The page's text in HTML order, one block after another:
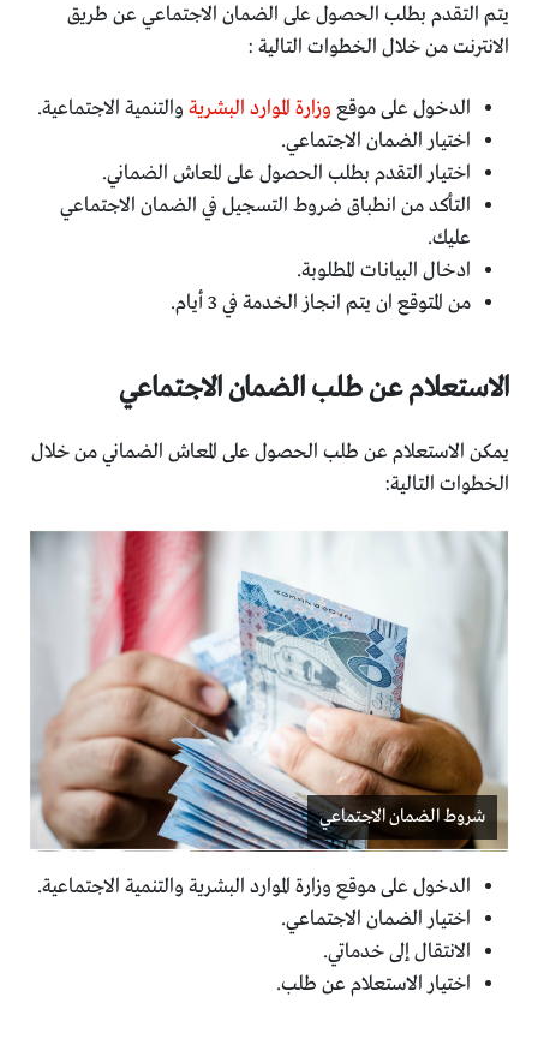
يتم التقدم بطلب الحصول على الضمان الاجتماعي عن طريق
الانترنت من خلال الخطوات التالية :
الدخول على موقع وزارة الموارد البشرية والتنمية الاجتماعية.
اختيار الضمان الاجتماعي.
اختيار التقدم بطلب الحصول على المعاش الضماني.
التأكد من انطباق ضروط التسجيل في الضمان الاجتماعي
عليك.
ادخال البيانات المطلوبة.
من المتوقع ان يتم انجاز الخدمة في 3 أيام.
الاستعلام عن طلب الضمان الاجتماعي
يمكن الاستعلام عن طلب الحصول على المعاش الضماني من خلال
الخطوات التالية:
شروط الضمان الاجتماعي
الدخول على موقع وزارة الموارد البشرية والتنمية الاجتماعية.
اختيار الضمان الاجتماعي.
الانتقال إلى خدماتي.
اختيار الاستعلام عن طلب.